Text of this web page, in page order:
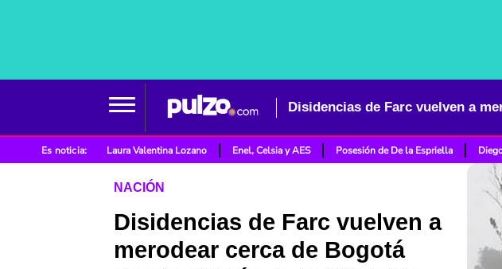
Disidencias de Farc vuelven a
Es noticia: Laura Valentina Lozano Enel, Celsia y AES Posesión de De la Espriella
NACIÓN
Disidencias de Farc vuelven a
merodear cerca de Bogotá